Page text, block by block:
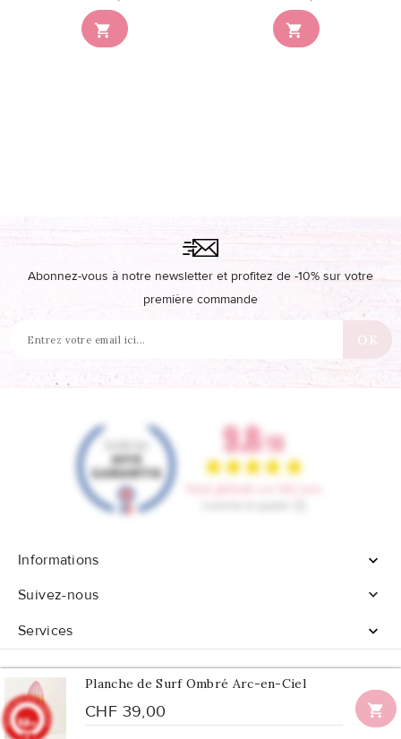
 
Planche de Surf Ombré Arc-en-Ciel
CHF 39,00 
Abonnez-vous à notre newsletter et profitez de -10% sur votre
première commande
Informations

Suivez-nous

Services

© 2026 - Tous droits réservés Confetti Box
9.8/10
902 avis